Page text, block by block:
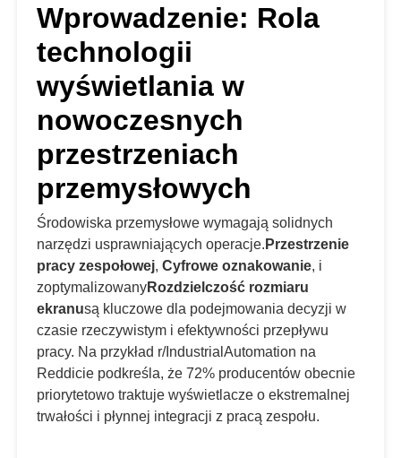
Wprowadzenie: Rola
technologii
wyświetlania w
nowoczesnych
przestrzeniach
przemysłowych
Środowiska przemysłowe wymagają solidnych
narzędzi usprawniających operacje. Przestrzenie
pracy zespołowej,Cyfrowe oznakowanie, i
zoptymalizowanyRozdzielczość rozmiaru
ekranusą kluczowe dla podejmowania decyzji w
czasie rzeczywistym i efektywności przepływu
pracy. Na przykład r/IndustrialAutomation na
Reddicie podkreśla, że 72% producentów obecnie
priorytetowo traktuje wyświetlacze o ekstremalnej
trwałości i płynnej integracji z pracą zespołu.